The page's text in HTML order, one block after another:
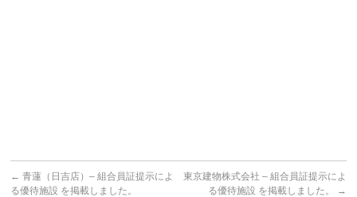
← 青蓮（日吉店）– 組合員証提示によ
る優待施設 を掲載しました。
東京建物株式会社 – 組合員証提示によ
る優待施設 を掲載しました。
→